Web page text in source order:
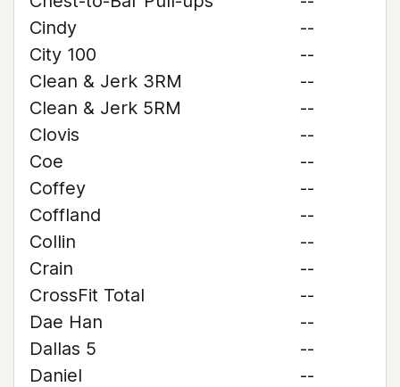
Cindy
--
City 100
--
Clean & Jerk 3RM
--
Clean & Jerk 5RM
--
Clovis
--
Coe
--
Coffey
--
Coffland
--
Collin
--
Crain
--
CrossFit Total
--
Dae Han
--
Dallas 5
--
Daniel
--